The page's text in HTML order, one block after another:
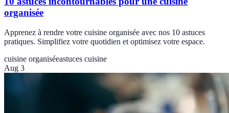
organisée
Apprenez à rendre votre cuisine organisée avec nos 10 astuces
pratiques. Simplifiez votre quotidien et optimisez votre espace.
cuisine organiséeastuces cuisine
Aug 3